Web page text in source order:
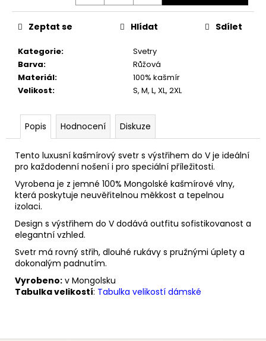
Kategorie:
Svetry
Barva:
Růžová
Materiál:
100% kašmír
Velikost: S, M, L, XL, 2XL
Zeptat se Hlídat Sdílet
Popis Hodnocení Diskuze
Tento luxusní kašmírový svetr s výstřihem do V je ideální
pro každodenní nošení i pro speciální příležitosti.
Vyrobena je z jemné 100% Mongolské kašmírové vlny,
která poskytuje neuvěřitelnou měkkost a tepelnou
izolaci.
Design s výstřihem do V dodává outfitu sofistikovanost a
elegantní vzhled.
Svetr má rovný střih, dlouhé rukávy s pružnými úplety a
dokonalým padnutím.
Vyrobeno: v Mongolsku
Tabulka velikostí: Tabulka velikostí dámské
j
e
m
e